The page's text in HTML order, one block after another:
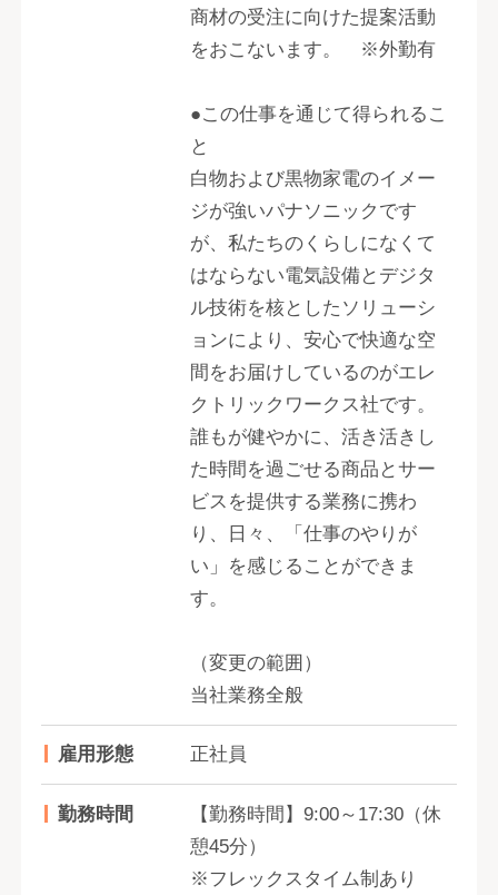
商材の受注に向けた提案活動
をおこないます。 ※外勤有
●この仕事を通じて得られるこ
と
白物および黒物家電のイメー
ジが強いパナソニックです
が、私たちのくらしになくて
はならない電気設備とデジタ
ル技術を核としたソリューシ
ョンにより、安心で快適な空
間をお届けしているのがエレ
クトリックワークス社です。
誰もが健やかに、活き活きし
た時間を過ごせる商品とサー
ビスを提供する業務に携わ
り、日々、「仕事のやりが
い」を感じることができま
す。
（変更の範囲）
当社業務全般
雇用形態 正社員
勤務時間
【勤務時間】9:00～17:30（休
憩45分）
※フレックスタイム制あり